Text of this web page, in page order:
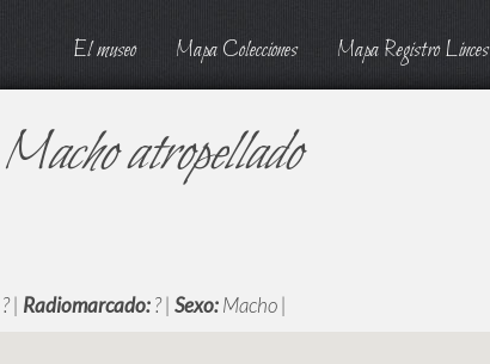
El museo Mapa Colecciones Mapa Registro Linces
Macho atropellado
? | Radiomarcado:? | Sexo:Macho |